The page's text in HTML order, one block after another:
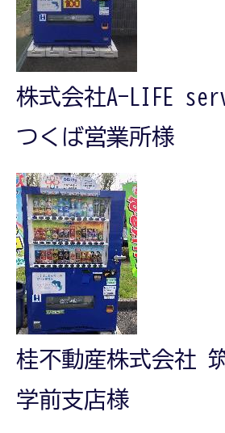
株式会社A-LIFE
つくば営業所様
桂不動産株式会社
学前支店様